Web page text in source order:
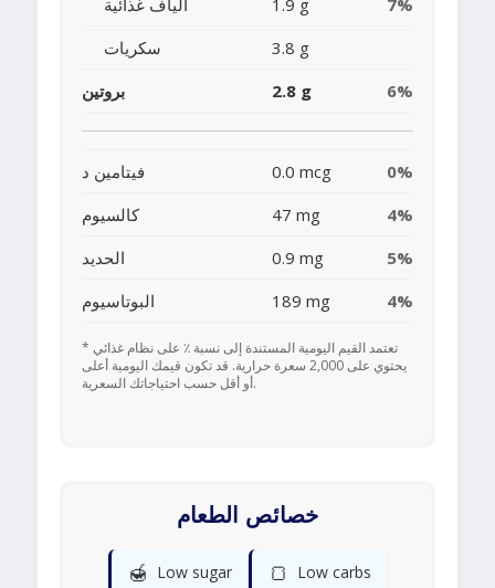
ألياف غذائية 1.9 g
7%
سكريات
3.8 g
بروتين
2.8 g 6%
فيتامين د 0.0 mcg
0%
كالسيوم
47 mg
4%
الحديد
0.9 mg
5%
البوتاسيوم
189 mg 4%
* تعتمد القيم اليومية المستندة إلى نسبة ٪ على نظام غذائي
يحتوي على 2,000 سعرة حرارية. قد تكون قيمك اليومية أعلى
أو أقل حسب احتياجاتك السعرية.
خصائص الطعام
🍯 Low sugar 🍞 Low carbs